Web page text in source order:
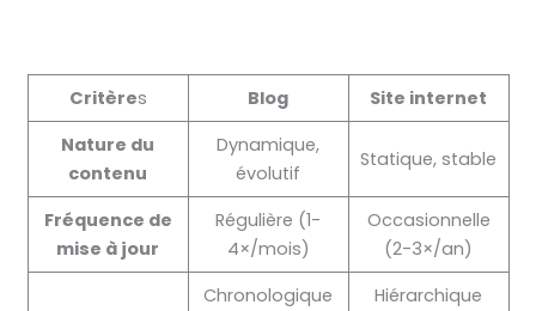
Critères Blog
Site internet
Nature du
contenu
Dynamique,
évolutif
Statique, stable
Fréquence de
mise à jour
Régulière (1-
4×/mois)
Occasionnelle
(2-3×/an)
Chronologique
Hiérarchique